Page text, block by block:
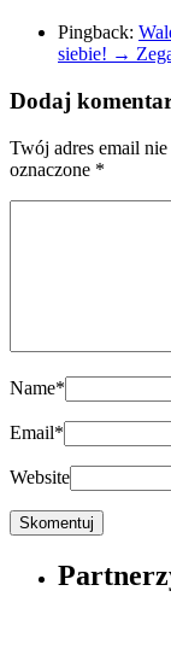
Pingback:
siebie! →
Dodaj
Twój adres email
oznaczone *
Name*
Email*
Website